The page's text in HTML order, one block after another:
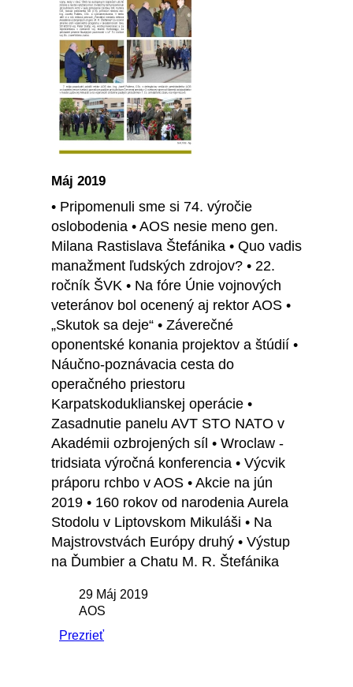
Máj 2019
• Pripomenuli sme si 74. výročie
oslobodenia • AOS nesie meno gen.
Milana Rastislava Štefánika • Quo vadis
manažment ľudských zdrojov? • 22.
ročník ŠVK • Na fóre Únie vojnových
veteránov bol ocenený aj rektor AOS •
„Skutok sa deje“ • Záverečné
oponentské konania projektov a štúdií •
Náučno-poznávacia cesta do
operačného priestoru
Karpatskoduklianskej operácie •
Zasadnutie panelu AVT STO NATO v
Akadémii ozbrojených síl • Wroclaw -
tridsiata výročná konferencia • Výcvik
práporu rchbo v AOS • Akcie na jún
2019 • 160 rokov od narodenia Aurela
Stodolu v Liptovskom Mikuláši • Na
Majstrovstvách Európy druhý • Výstup
na Ďumbier a Chatu M. R. Štefánika
29 Máj 2019
AOS
Prezrieť